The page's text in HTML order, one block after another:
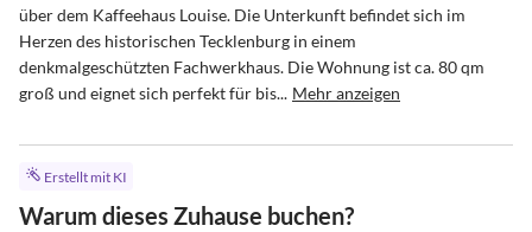
über dem Kaffeehaus Louise. Die Unterkunft befindet sich im
Herzen des historischen Tecklenburg in einem
denkmalgeschützten Fachwerkhaus. Die Wohnung ist ca. 80 qm
groß und eignet sich perfekt für bis... Mehr anzeigen
Erstellt mit KI
Warum dieses Zuhause buchen?